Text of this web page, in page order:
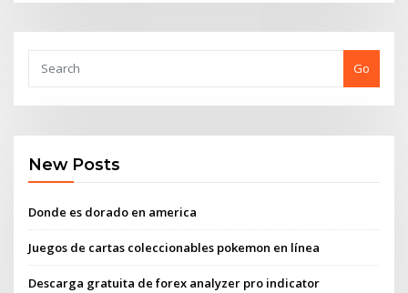
Go
New Posts
Donde es dorado en america
Juegos de cartas coleccionables pokemon en línea
Descarga gratuita de forex analyzer pro indicator